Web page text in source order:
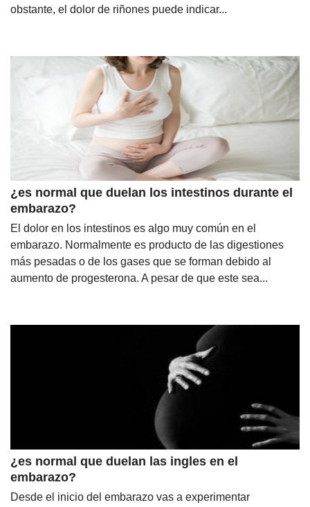
obstante, el dolor de riñones puede indicar...
¿es normal que duelan los intestinos durante el
embarazo?
El dolor en los intestinos es algo muy común en el
embarazo. Normalmente es producto de las digestiones
más pesadas o de los gases que se forman debido al
aumento de progesterona. A pesar de que este sea...
¿es normal que duelan las ingles en el
embarazo?
Desde el inicio del embarazo vas a experimentar